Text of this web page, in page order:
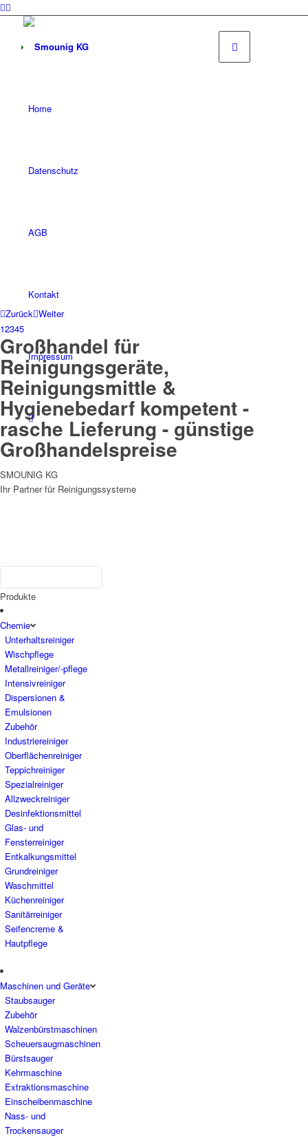
Home
Datenschutz
AGB
Kontakt
Impressum
Zurück Weiter
12345
Großhandel für
Reinigungsgeräte,
Reinigungsmittle &
Hygienebedarf kompetent -
rasche Lieferung - günstige
Großhandelspreise
SMOUNIG KG
Ihr Partner für Reinigungssysteme
Produkte
Chemie
Unterhaltsreiniger
Wischpflege
Metallreiniger/-pflege
Intensivreiniger
Dispersionen &
Emulsionen
Zubehör
Industriereiniger
Oberflächenreiniger
Teppichreiniger
Spezialreiniger
Allzweckreiniger
Desinfektionsmittel
Glas- und
Fensterreiniger
Entkalkungsmittel
Grundreiniger
Waschmittel
Küchenreiniger
Sanitärreiniger
Seifencreme &
Hautpflege
Maschinen und Geräte
Staubsauger
Zubehör
Walzenbürstmaschinen
Scheuersaugmaschinen
Bürstsauger
Kehrmaschine
Extraktionsmaschine
Einscheibenmaschine
Nass- und
Trockensauger